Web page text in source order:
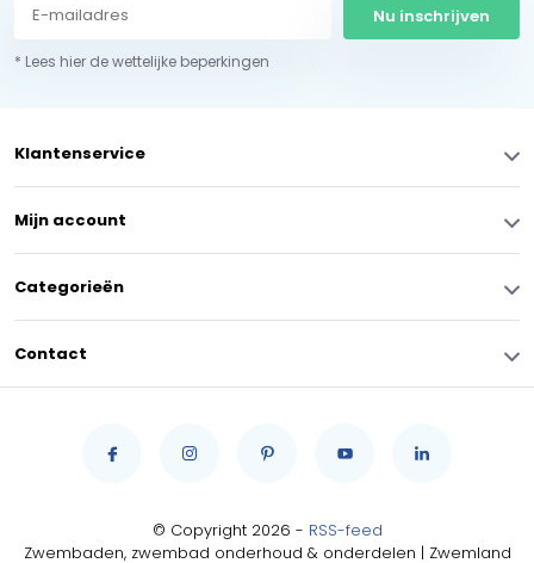
Nu inschrijven
* Lees hier de wettelijke beperkingen
Klantenservice
Mijn account
Categorieën
Contact
© Copyright 2026 - RSS-feed
Zwembaden, zwembad onderhoud & onderdelen | Zwemland